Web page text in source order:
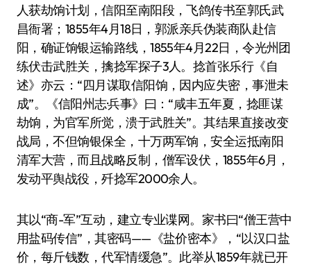
人获劫饷计划，信阳至南阳段，飞鸽传书至郭氏武
昌衙署；1855年4月18日，郭派亲兵伪装商队赴信
阳，确证饷银运输路线，1855年4月22日，令光州团
练伏击武胜关，擒捻军探子3人。捻首张乐行《自
述》亦云：“四月谋取信阳饷，因内应失密，事泄未
成”。《信阳州志·兵事》曰：“咸丰五年夏，捻匪谋
劫饷，为官军所觉，溃于武胜关”。其结果直接改变
战局，不但饷银保全，十万两军饷，安全运抵南阳
清军大营，而且战略反制，僧军设伏，1855年6月，
发动平舆战役，歼捻军2000余人。
其以“商-军”互动，建立专业谍网。家书曰“僧王营中
用盐码传信”，其密码——《盐价密本》，“以汉口盐
价，每斤钱数，代军情缓急”。此举从1859年就已开